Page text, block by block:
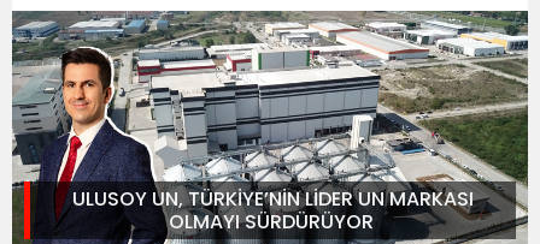
ULUSOY UN, TÜRKİYE’NİN LİDER UN MARKASI
OLMAYI SÜRDÜRÜYOR